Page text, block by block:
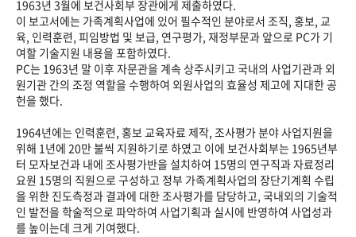
1963년 3월에 보건사회부 장관에게 제출하였다.
이 보고서에는 가족계획사업에 있어 필수적인 분야로서 조직, 홍보, 교
육, 인력훈련, 피임방법 및 보급, 연구평가, 재정부문과 앞으로 PC가 기
여할 기술지원 내용을 포함하였다.
PC는 1963년 말 이후 자문관을 계속 상주시키고 국내의 사업기관과 외
원기관 간의 조정 역할을 수행하여 외원사업의 효율성 제고에 지대한 공
헌을 했다.
1964년에는 인력훈련, 홍보 교육자료 제작, 조사평가 분야 사업지원을
위해 1년에 20만 불씩 지원하기로 하였고 이에 보건사회부는 1965년부
터 모자보건과 내에 조사평가반을 설치하여 15명의 연구직과 자료정리
요원 15명의 직원으로 구성하고 정부 가족계획사업의 장단기계획 수립
을 위한 진도측정과 결과에 대한 조사평가를 담당하고, 국내외의 기술적
인 발전을 학술적으로 파악하여 사업기획과 실시에 반영하여 사업성과
를 높이는데 크게 기여했다.